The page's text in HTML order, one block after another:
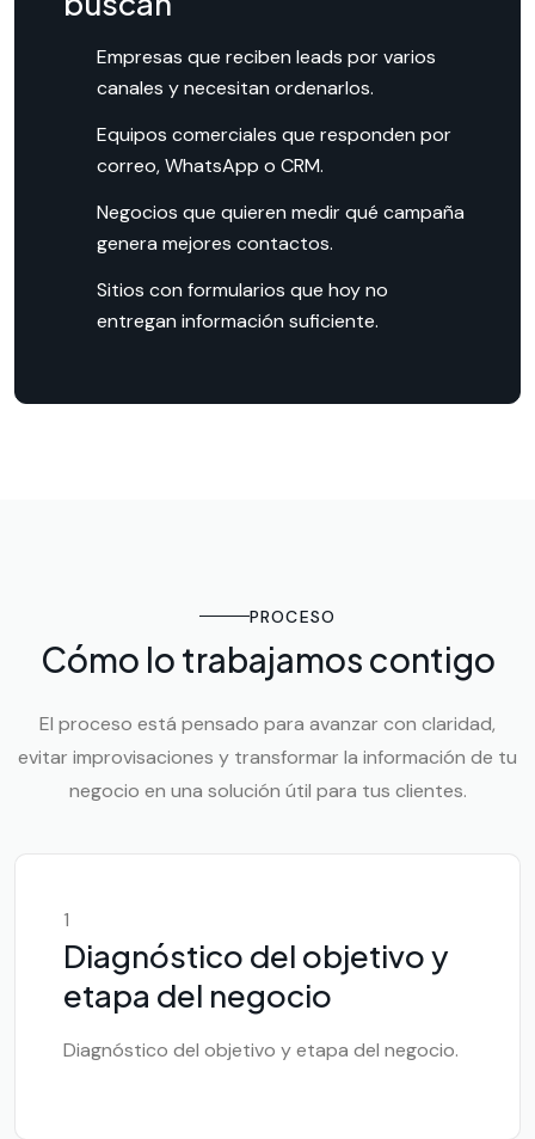
Empresas que reciben leads por varios
canales y necesitan ordenarlos.
Equipos comerciales que responden por
correo, WhatsApp o CRM.
Negocios que quieren medir qué campaña
genera mejores contactos.
Sitios con formularios que hoy no
entregan información suficiente.
PROCESO
Cómo lo trabajamos contigo
El proceso está pensado para avanzar con claridad,
evitar improvisaciones y transformar la información de tu
negocio en una solución útil para tus clientes.
1
Diagnóstico del objetivo y
etapa del negocio
Diagnóstico del objetivo y etapa del negocio.